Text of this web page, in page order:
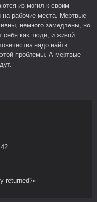
из могил к своим
на рабочие места. Мертвые
немного замедлены, но
себя как люди, и живой
надо найти
проблемы. А мертвые
returned?»